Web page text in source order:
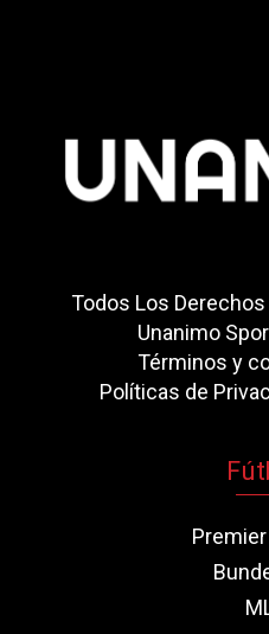
Todos Los
Unanimo
Términos y
Políticas de